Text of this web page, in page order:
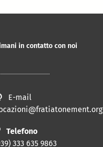
in contatto con noi
E-mail
Telefono
333 635 9863